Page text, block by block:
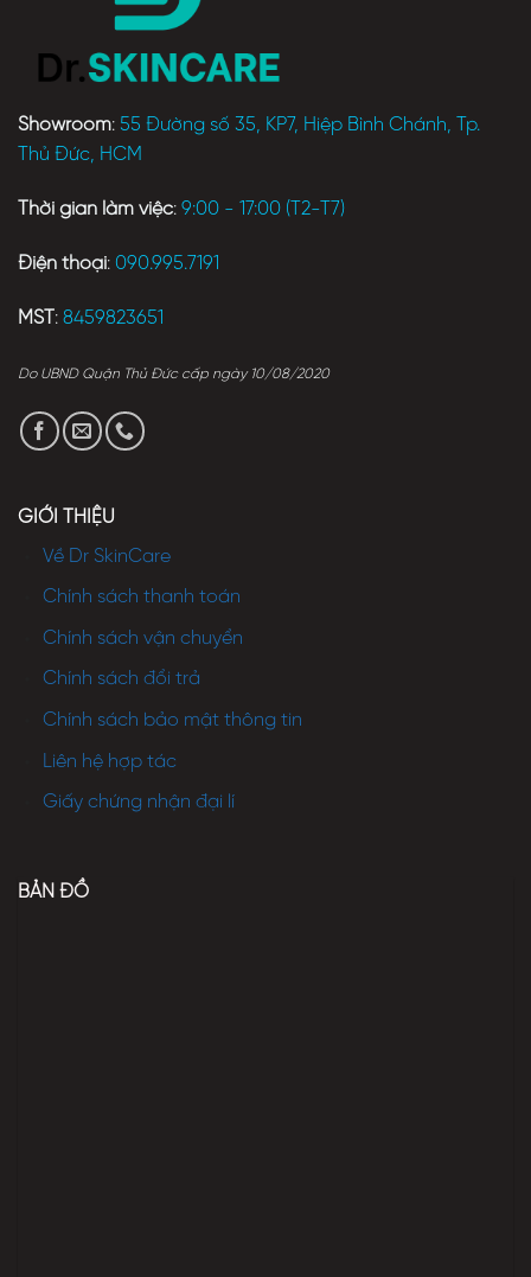
Showroom: 55 Đường số 35, KP7, Hiệp Bình Chánh, Tp.
Thủ Đức, HCM
Thời gian làm việc: 9:00 - 17:00 (T2-T7)
Điện thoại: 090.995.7191
MST : 8459823651
Do UBND Quận Thủ Đức cấp ngày 10/08/2020
GIỚI THIỆU
Về Dr SkinCare
Chính sách thanh toán
Chính sách vận chuyển
Chính sách đổi trả
Chính sách bảo mật thông tin
Liên hệ hợp tác
Giấy chứng nhận đại lí
BẢN ĐỒ